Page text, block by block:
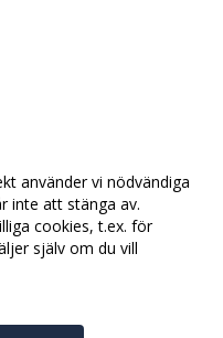
använder vi nödvändiga
inte att stänga av.
cookies, t.ex. för
själv om du vill